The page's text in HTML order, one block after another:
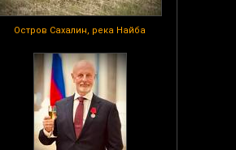
Остров Сахалин, река Найба